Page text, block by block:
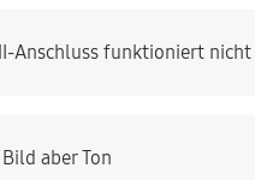
Anschluss funktioniert nicht
aber Ton